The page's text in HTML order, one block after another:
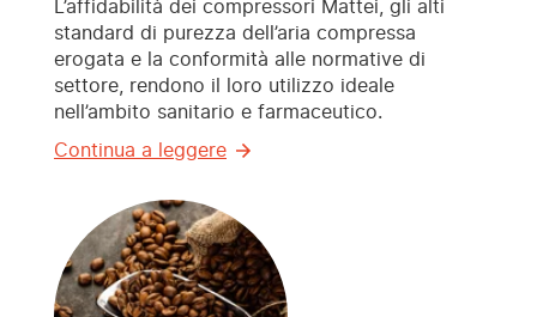
L’affidabilità dei compressori Mattei, gli alti
standard di purezza dell’aria compressa
erogata e la conformità alle normative di
settore, rendono il loro utilizzo ideale
nell’ambito sanitario e farmaceutico.
Continua a leggere